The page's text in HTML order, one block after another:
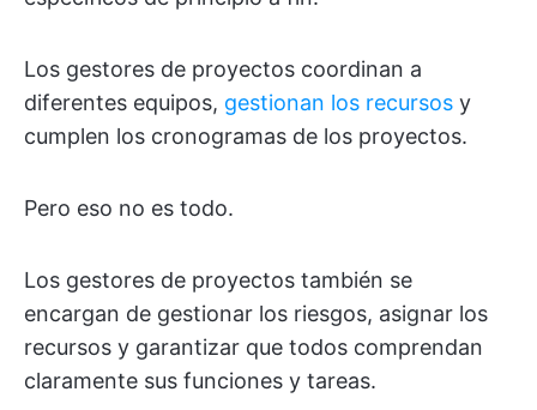
Los gestores de proyectos coordinan a
diferentes equipos, gestionan los recursos y
cumplen los cronogramas de los proyectos.
Pero eso no es todo.
Los gestores de proyectos también se
encargan de gestionar los riesgos, asignar los
recursos y garantizar que todos comprendan
claramente sus funciones y tareas.